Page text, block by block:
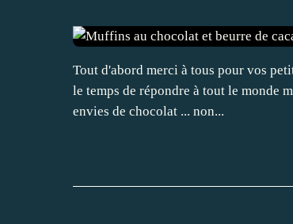
Tout d'abord merci à tous pour vos
le temps de répondre à tout le monde
envies de chocolat ... non...